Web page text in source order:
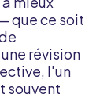
que ce soit
révision
l'un
souvent